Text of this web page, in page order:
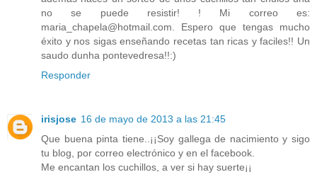
no se puede resistir! ! Mi correo es:
maria_chapela@hotmail.com. Espero que tengas mucho
éxito y nos sigas enseñando recetas tan ricas y faciles!! Un
saudo dunha pontevedresa!!:)
Responder
irisjose 16 de mayo de 2013 a las 21:45
Que buena pinta tiene..¡¡Soy gallega de nacimiento y sigo
tu blog, por correo electrónico y en el facebook.
Me encantan los cuchillos, a ver si hay suerte¡¡